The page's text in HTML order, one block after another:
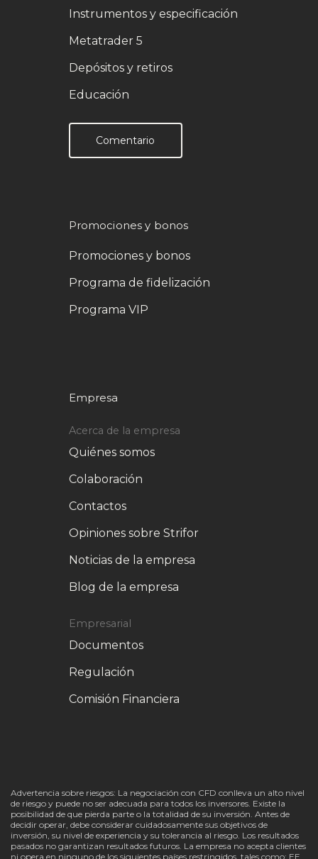
Instrumentos y especificación
Metatrader 5
Depósitos y retiros
Educación
Comentario
Promociones y bonos
Promociones y bonos
Programa de fidelización
Programa VIP
Empresa
Acerca de la empresa
Quiénes somos
Colaboración
Contactos
Opiniones sobre Strifor
Noticias de la empresa
Blog de la empresa
Empresarial
Documentos
Regulación
Comisión Financiera
Advertencia sobre riesgos: La negociación con CFD conlleva un alto nivel
de riesgo y puede no ser adecuada para todos los inversores. Existe la
posibilidad de que pierda parte o la totalidad de su inversión. Antes de
decidir operar, debe considerar cuidadosamente sus objetivos de
inversión, su nivel de experiencia y su tolerancia al riesgo. Los resultados
pasados no garantizan resultados futuros. La empresa no acepta clientes
ni opera en ninguno de los siguientes países restringidos, tales como: EE.